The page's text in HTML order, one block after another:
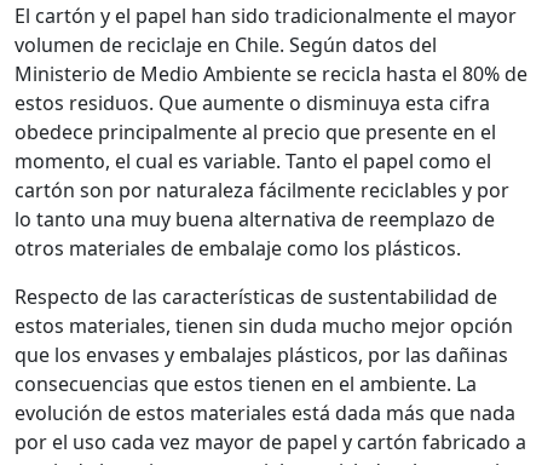
El cartón y el papel han sido tradicionalmente el mayor
volumen de reciclaje en Chile. Según datos del
Ministerio de Medio Ambiente se recicla hasta el 80% de
estos residuos. Que aumente o disminuya esta cifra
obedece principalmente al precio que presente en el
momento, el cual es variable. Tanto el papel como el
cartón son por naturaleza fácilmente reciclables y por
lo tanto una muy buena alternativa de reemplazo de
otros materiales de embalaje como los plásticos.
Respecto de las características de sustentabilidad de
estos materiales, tienen sin duda mucho mejor opción
que los envases y embalajes plásticos, por las dañinas
consecuencias que estos tienen en el ambiente. La
evolución de estos materiales está dada más que nada
por el uso cada vez mayor de papel y cartón fabricado a